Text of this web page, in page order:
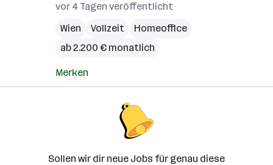
vor 4 Tagen veröffentlicht
Wien
Vollzeit
Homeoffice
ab 2.200 € monatlich
Merken
Sollen wir dir neue Jobs für genau diese